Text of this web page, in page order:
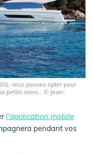
vous pouvez opter pour
petits soins… © Jean-
l'application mobile
pendant vos